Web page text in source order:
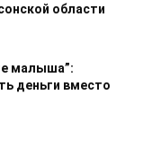
области
малыша”:
деньги вместо